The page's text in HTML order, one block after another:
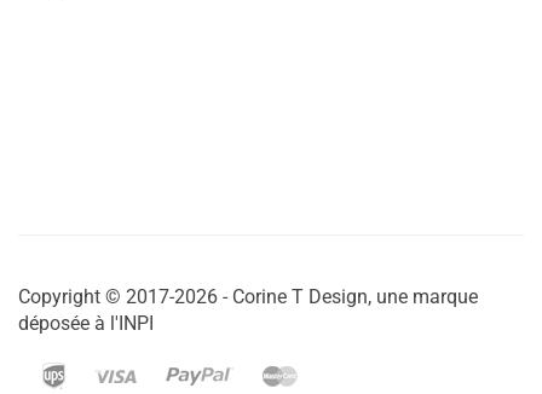
Copyright © 2017-2026 - Corine T Design, une marque
déposée à l'INPI